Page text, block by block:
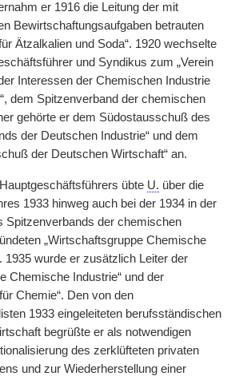
er 1916 die Leitung der mit
Bewirtschaftungsaufgaben betrauten
Ätzalkalien und Soda“. 1920 wechselte
und Syndikus zum „Verein
Interessen der Chemischen Industrie
dem Spitzenverband der chemischen
gehörte er dem Südostausschuß des
der Deutschen Industrie“ und dem
der Deutschen Wirtschaft“ an.
übte U. über die
1933 hinweg auch bei der 1934 in der
Spitzenverbands der chemischen
„Wirtschaftsgruppe Chemische
1935 wurde er zusätzlich Leiter der
Chemische Industrie“ und der
Chemie“. Den von den
1933 eingeleiteten berufsständischen
begrüßte er als notwendigen
des zerklüfteten privaten
und zur Wiederherstellung einer